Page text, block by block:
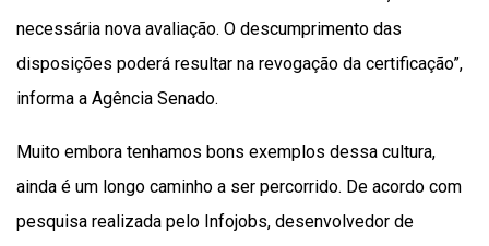
necessária nova avaliação. O descumprimento das
disposições poderá resultar na revogação da certificação”,
informa a Agência Senado.
Muito embora tenhamos bons exemplos dessa cultura,
ainda é um longo caminho a ser percorrido. De acordo com
pesquisa realizada pelo Infojobs, desenvolvedor de